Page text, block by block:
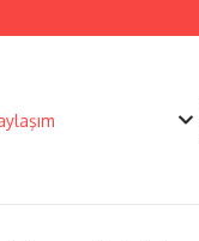
Barış Harekatı Nasıl Yapıldı